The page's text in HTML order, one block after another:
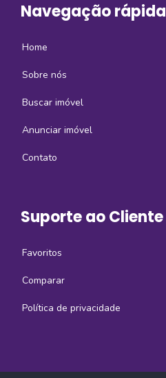
Navegação rápida
Home
Sobre nós
Buscar imóvel
Anunciar imóvel
Contato
Suporte ao Cliente
Favoritos
Comparar
Política de privacidade